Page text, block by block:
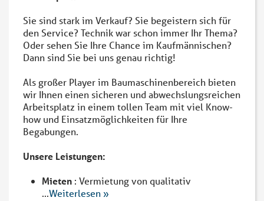
Sie sind stark im Verkauf? Sie begeistern sich für
den Service? Technik war schon immer Ihr Thema?
Oder sehen Sie Ihre Chance im Kaufmännischen?
Dann sind Sie bei uns genau richtig!
Als großer Player im Baumaschinenbereich bieten
wir Ihnen einen sicheren und abwechslungsreichen
Arbeitsplatz in einem tollen Team mit viel Know-
how und Einsatzmöglichkeiten für Ihre
Begabungen.
Unsere Leistungen:
Mieten : Vermietung von qualitativ
...Weiterlesen »